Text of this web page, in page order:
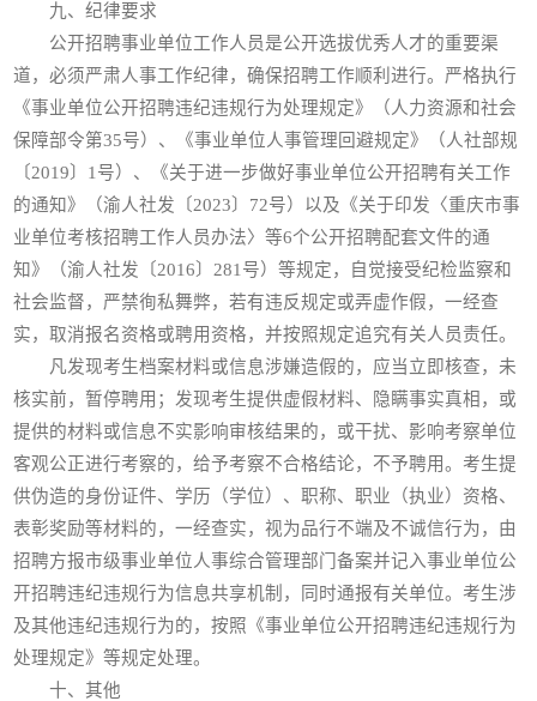
九、纪律要求
公开招聘事业单位工作人员是公开选拔优秀人才的重要渠
道，必须严肃人事工作纪律，确保招聘工作顺利进行。严格执行
《事业单位公开招聘违纪违规行为处理规定》（人力资源和社会
保障部令第35号）、《事业单位人事管理回避规定》（人社部规
〔2019〕1号）、《关于进一步做好事业单位公开招聘有关工作
的通知》（渝人社发〔2023〕72号）以及《关于印发〈重庆市事
业单位考核招聘工作人员办法〉等6个公开招聘配套文件的通
知》（渝人社发〔2016〕281号）等规定，自觉接受纪检监察和
社会监督，严禁徇私舞弊，若有违反规定或弄虚作假，一经查
实，取消报名资格或聘用资格，并按照规定追究有关人员责任。
凡发现考生档案材料或信息涉嫌造假的，应当立即核查，未
核实前，暂停聘用；发现考生提供虚假材料、隐瞒事实真相，或
提供的材料或信息不实影响审核结果的，或干扰、影响考察单位
客观公正进行考察的，给予考察不合格结论，不予聘用。考生提
供伪造的身份证件、学历（学位）、职称、职业（执业）资格、
表彰奖励等材料的，一经查实，视为品行不端及不诚信行为，由
招聘方报市级事业单位人事综合管理部门备案并记入事业单位公
开招聘违纪违规行为信息共享机制，同时通报有关单位。考生涉
及其他违纪违规行为的，按照《事业单位公开招聘违纪违规行为
处理规定》等规定处理。
十、其他